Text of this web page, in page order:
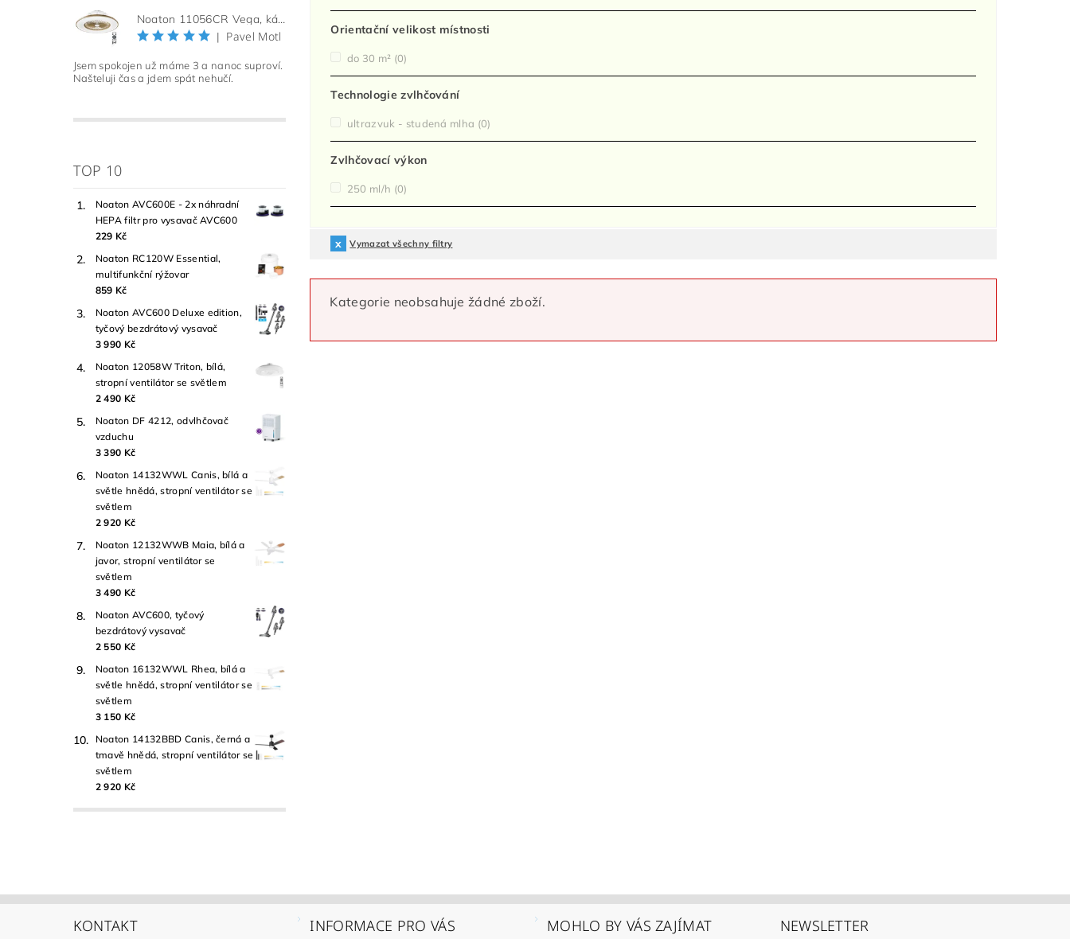
Noaton 11056CR Vega, kávová, stropní ventilátor se světlem
| Pavel Motl
Jsem spokojen už máme 3 a nanoc suproví.
Našteluji čas a jdem spát nehučí.
TOP 10
Noaton AVC600E - 2x náhradní
HEPA filtr pro vysavač AVC600
229 Kč
Noaton RC120W Essential,
multifunkční rýžovar
859 Kč
Noaton AVC600 Deluxe edition,
tyčový bezdrátový vysavač
3 990 Kč
Noaton 12058W Triton, bílá,
stropní ventilátor se světlem
2 490 Kč
Noaton DF 4212, odvlhčovač
vzduchu
3 390 Kč
Noaton 14132WWL Canis, bílá a
světle hnědá, stropní ventilátor se
světlem
2 920 Kč
Noaton 12132WWB Maia, bílá a
javor, stropní ventilátor se
světlem
3 490 Kč
Noaton AVC600, tyčový
bezdrátový vysavač
2 550 Kč
Noaton 16132WWL Rhea, bílá a
světle hnědá, stropní ventilátor se
světlem
3 150 Kč
Noaton 14132BBD Canis, černá a
tmavě hnědá, stropní ventilátor se
světlem
2 920 Kč
Orientační velikost místnosti
do 30 m² (0)
Technologie zvlhčování
ultrazvuk - studená mlha (0)
Zvlhčovací výkon
250 ml/h (0)
Vymazat všechny filtry
Kategorie neobsahuje žádné zboží.
KONTAKT INFORMACE PRO VÁS MOHLO BY VÁS ZAJÍMAT NEWSLETTER